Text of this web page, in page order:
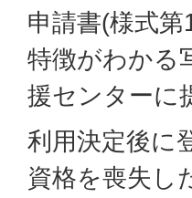
申請書(様式
特徴がわかる
援センターに
利用決定後に
資格を喪失し